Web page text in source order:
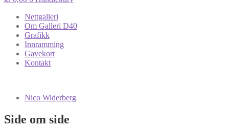
Nettgalleri
Om Galleri D40
Grafikk
Innramming
Gavekort
Kontakt
Nico Widerberg
Side om side